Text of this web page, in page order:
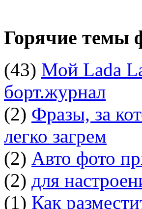
Горячие темы
(43) Мой Lada
борт.журнал
(2) Фразы, за
легко загрем
(2) Авто фото
(2) для
(1) Как